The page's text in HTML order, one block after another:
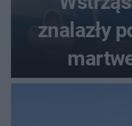
znalazły